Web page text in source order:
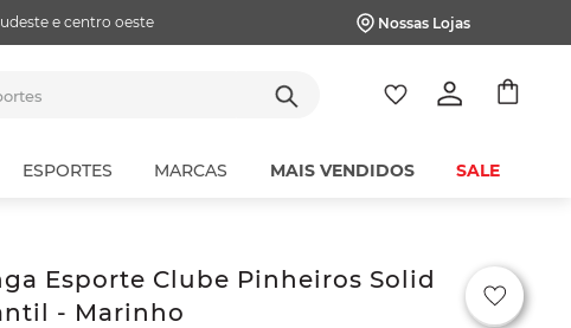
e centro oeste Nossas Lojas
ESPORTES MARCAS MAIS VENDIDOS SALE
Esporte Clube Pinheiros Solid
- Marinho